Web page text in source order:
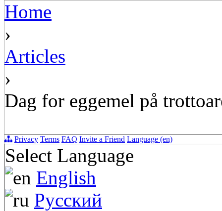
Home
›
Articles
›
Dag for eggemel på
Privacy Terms FAQ Invite a Friend Language (en)
Select Language
English
Русский